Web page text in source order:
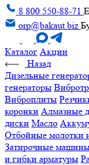
8 800 550-88-71
orp@bakaut.biz
Каталог Акции
Назад
Дизельные
генераторы
Виброплиты
коронки Алмазные
диски Масло
Отбойные молотки
Затирочные
и гибки арматуры